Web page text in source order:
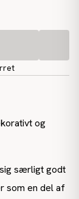
og
særligt godt
som en del af